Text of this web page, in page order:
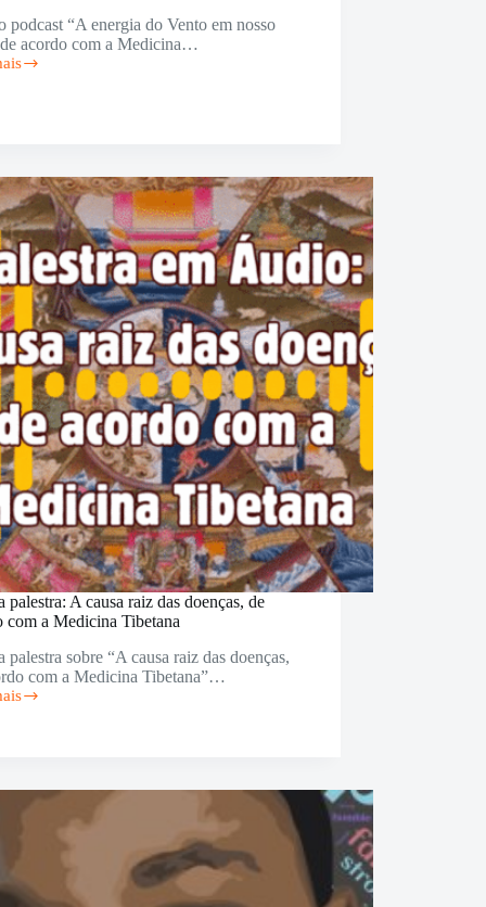
podcast “A energia do Vento em nosso
acordo com a Medicina…
palestra: A causa raiz das doenças, de
com a Medicina Tibetana
palestra sobre “A causa raiz das doenças,
com a Medicina Tibetana”…